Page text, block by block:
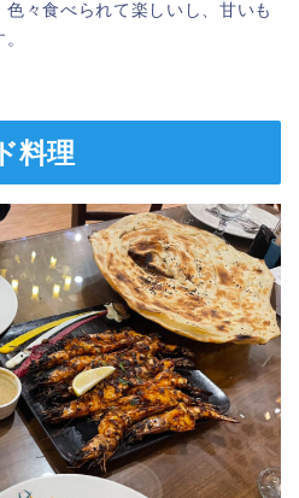
々食べられて楽しいし、甘いも
料理